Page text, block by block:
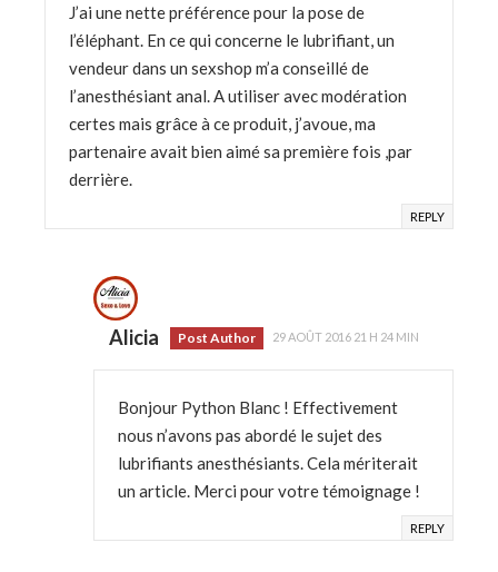
J’ai une nette préférence pour la pose de
l’éléphant. En ce qui concerne le lubrifiant, un
vendeur dans un sexshop m’a conseillé de
l’anesthésiant anal. A utiliser avec modération
certes mais grâce à ce produit, j’avoue, ma
partenaire avait bien aimé sa première fois ,par
derrière.
REPLY
Alicia Post Author 29 AOÛT 2016 21 H 24 MIN
Bonjour Python Blanc ! Effectivement
nous n’avons pas abordé le sujet des
lubrifiants anesthésiants. Cela mériterait
un article. Merci pour votre témoignage !
REPLY